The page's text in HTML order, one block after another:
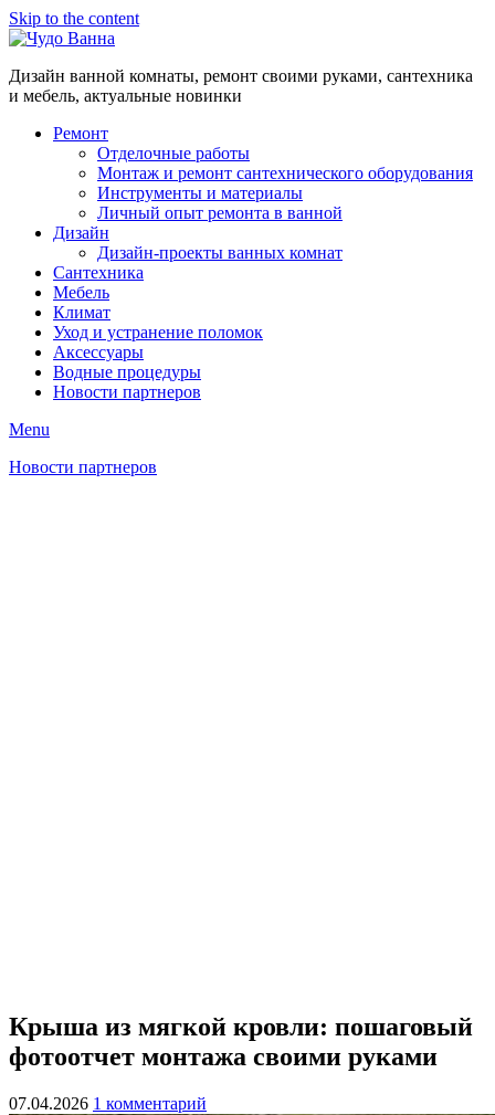
Skip to the content
Дизайн ванной комнаты, ремонт своими руками, сантехника
и мебель, актуальные новинки
Ремонт
Отделочные работы
Монтаж и ремонт сантехнического оборудования
Инструменты и материалы
Личный опыт ремонта в ванной
Дизайн
Дизайн-проекты ванных комнат
Сантехника
Мебель
Климат
Уход и устранение поломок
Аксессуары
Водные процедуры
Новости партнеров
Menu
Новости партнеров
Крыша из мягкой кровли: пошаговый
фотоотчет монтажа своими руками
07.04.2026 1 комментарий